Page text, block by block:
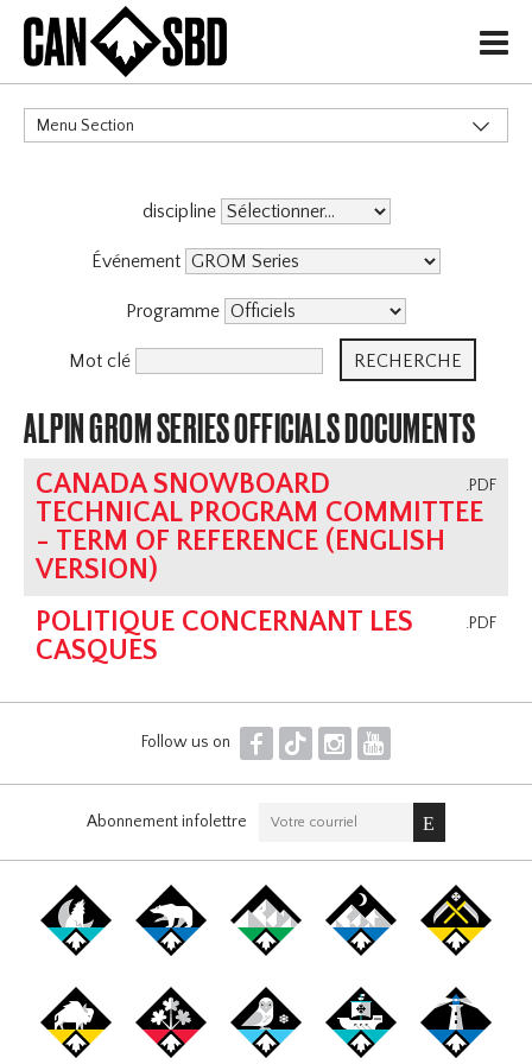
H
Menu Section
discipline
Événement
Programme
Mot clé
ALPIN GROM SERIES OFFICIALS DOCUMENTS
.PDF
CANADA SNOWBOARD
TECHNICAL PROGRAM COMMITTEE
- TERM OF REFERENCE (ENGLISH
VERSION)
.PDF
POLITIQUE CONCERNANT LES
CASQUES
Follow us on F T I Y
Abonnement infolettre